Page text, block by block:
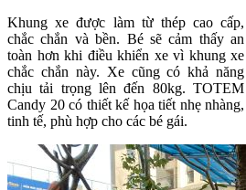
Khung xe được làm từ thép cao cấp,
chắc chắn và bền. Bé sẽ cảm thấy an
toàn hơn khi điều khiển xe vì khung xe
chắc chắn này. Xe cũng có khả năng
chịu tải trọng lên đến 80kg. TOTEM
Candy 20 có thiết kế họa tiết nhẹ nhàng,
tinh tế, phù hợp cho các bé gái.